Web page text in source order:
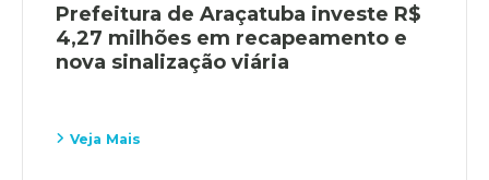
Prefeitura de Araçatuba investe R$
4,27 milhões em recapeamento e
nova sinalização viária
Veja Mais